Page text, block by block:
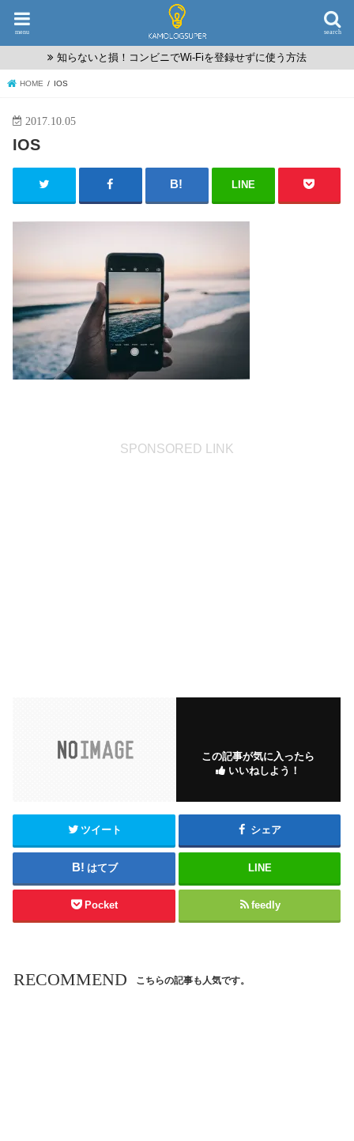
search
menu
知らないと損！コンビニでWi-Fiを登録せずに使う方法
HOME IOS
2017.10.05
IOS
LINE
SPONSORED LINK
この記事が気に入ったら
いいねしよう！
ツイート シェア
はてブ LINE
Pocket feedly
RECOMMEND こちらの記事も人気です。